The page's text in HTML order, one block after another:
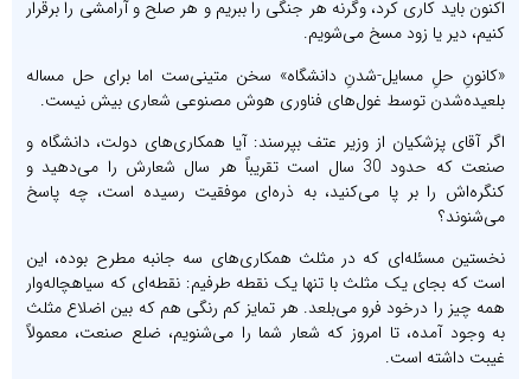
اکنون باید کاری کرد، وگرنه هر جنگی را ببریم و هر صلح و آرامشی را برقرار
کنیم، دیر یا زود مسخ می‌شویم.
«کانونِ حلِ مسایل-شدنِ دانشگاه» سخن متینی‌ست اما برای حل مساله
بلعیده‌شدن توسط غول‌های فناوری هوش مصنوعی شعاری بیش نیست.
اگر آقای پزشکیان از وزیر عتف بپرسند: آیا همکاری‌های دولت، دانشگاه و
صنعت که حدود 30 سال است تقریباً هر سال شعارش را می‌دهید و
کنگره‌اش را بر پا می‌کنید، به ذره‌ای موفقیت رسیده است، چه پاسخ
می‌شنوند؟
نخستین مسئله‌ای که در مثلث همکاری‌های سه جانبه مطرح بوده، این
است که بجای یک مثلث با تنها یک نقطه طرفیم: نقطه‌ای که سیاهچاله‌وار
همه چیز را درخود فرو می‌بلعد. هر تمایز کم رنگی هم که بین اضلاع مثلث
به وجود آمده، تا امروز که شعار شما را می‌شنویم، ضلع صنعت، معمولاً
غیبت داشته است.